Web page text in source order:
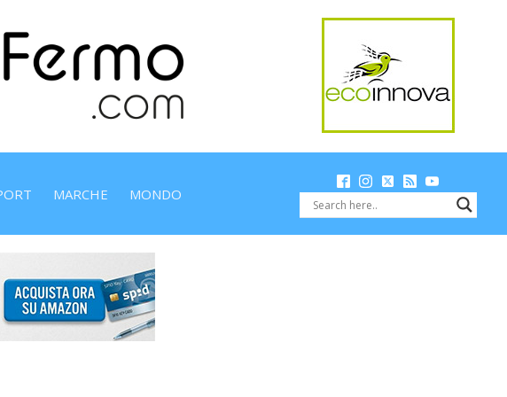
MARCHE MONDO